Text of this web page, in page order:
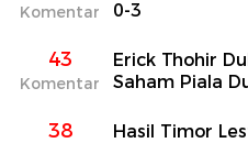
Komentar
0-3
43
Komentar
Erick Thohir
Saham Piala
38
Hasil Timor